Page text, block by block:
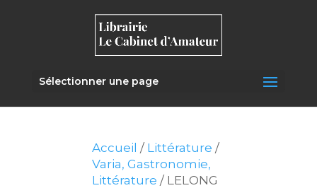
Sélectionner une page
Accueil / Littérature /
Varia, Gastronomie,
Littérature / LELONG